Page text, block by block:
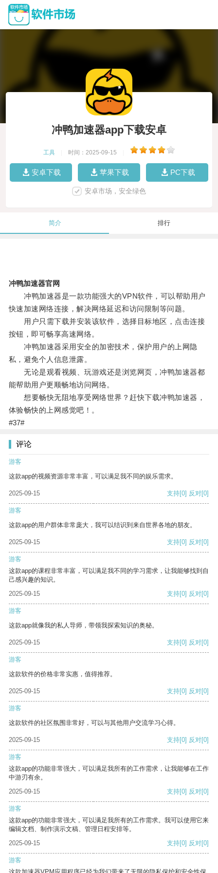
冲鸭加速器app下载安卓
工具 时间：2025-09-15
安卓下载 苹果下载 PC下载
安卓市场，安全绿色
简介 排行
冲鸭加速器官网
冲鸭加速器是一款功能强大的VPN软件，可以帮助用户
快速加速网络连接，解决网络延迟和访问限制等问题。
用户只需下载并安装该软件，选择目标地区，点击连接
按钮，即可畅享高速网络。
冲鸭加速器采用安全的加密技术，保护用户的上网隐
私，避免个人信息泄露。
无论是观看视频、玩游戏还是浏览网页，冲鸭加速器都
能帮助用户更顺畅地访问网络。
想要畅快无阻地享受网络世界？赶快下载冲鸭加速器，
体验畅快的上网感觉吧！。
#37#
评论
游客
这款app的视频资源非常丰富，可以满足我不同的娱乐需求。
2025-09-15 支持[0] 反对[0]
游客
这款app的用户群体非常庞大，我可以结识到来自世界各地的朋友。
2025-09-15 支持[0] 反对[0]
游客
这款app的课程非常丰富，可以满足我不同的学习需求，让我能够找到自
己感兴趣的知识。
2025-09-15
支持[0] 反对[0]
游客
这款app就像我的私人导师，带领我探索知识的奥秘。
2025-09-15 支持[0] 反对[0]
游客
这款软件的价格非常实惠，值得推荐。
2025-09-15 支持[0] 反对[0]
游客
这款软件的社区氛围非常好，可以与其他用户交流学习心得。
2025-09-15 支持[0] 反对[0]
游客
这款app的功能非常强大，可以满足我所有的工作需求，让我能够在工作
中游刃有余。
2025-09-15
支持[0] 反对[0]
游客
这款app的功能非常强大，可以满足我所有的工作需求。我可以使用它来
编辑文档、制作演示文稿、管理日程安排等。
2025-09-15
支持[0] 反对[0]
游客